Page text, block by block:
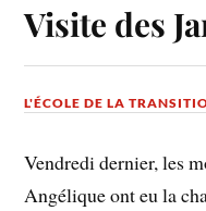
Visite des
L'ÉCOLE DE LA
Vendredi dernier, les
Angélique ont eu la